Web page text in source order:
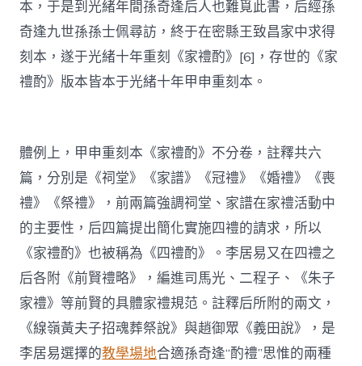
本，于是到光緒年間孫奇逢后人也難覓此書，后經孫
奇逢九世孫孫士佩尋訪，終于在密縣王致昌家中求得
刻本，遂于光緒十年重刻《家禮酌》[6]，存世的《家
禮酌》版本皆本于光緒十年甲申重刻本。
體例上，甲申重刻本《家禮酌》不分卷，註釋共六
篇，分別是《祠堂》《家譜》《冠禮》《婚禮》《喪
禮》《祭禮》，前兩篇強調祠堂、家譜在家禮活動中
的主要性，后四篇提出簡化實施四禮的請求，所以
《家禮酌》也被稱為《四禮酌》。李居易又在四禮之
后各附《前賢禮略》，編進司馬光、二程子、《朱子
家禮》等前賢的具體家禮規范。註釋后所附的兩文，
《線嶺黃夫子招魂葬祭說》與趙御眾《義田說》，是
李居易選擇的教學場地合適孫奇逢“酌禮”思惟的兩種